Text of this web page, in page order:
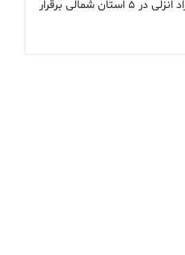
تردد خودرو با پلاک منطقه آزاد انزلی در ۵ استان شمالی برقرار